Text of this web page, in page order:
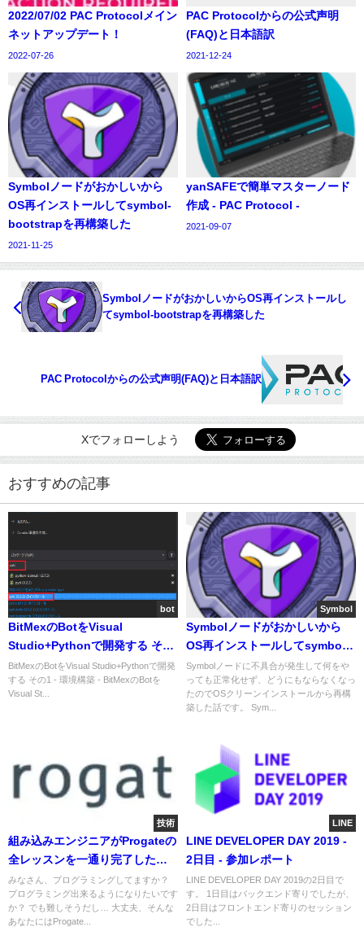
2022/07/02 PAC Protocolメイン
ネットアップデート！
2022-07-26
PAC Protocolからの公式声明
(FAQ)と日本語訳
2021-12-24
Symbolノードがおかしいから
OS再インストールしてsymbol-
bootstrapを再構築した
2021-11-25
yanSAFEで簡単マスターノード
作成 - PAC Protocol -
2021-09-07
SymbolノードがおかしいからOS再インストールし
てsymbol-bootstrapを再構築した
PAC Protocolからの公式声明(FAQ)と日本語訳
Xでフォローしよう
おすすめの記事
bot
BitMexのBotをVisual
Studio+Pythonで開発する その
3 - 指標の計算 -
BitMexのBotをVisual Studio+Pythonで開発
する その1 - 環境構築 - BitMexのBotを
Visual St...
Symbol
Symbolノードがおかしいから
OS再インストールしてsymbol-
bootstrapを再構築した
Symbolノードに不具合が発生して何をや
っても正常化せず、どうにもならなくなっ
たのでOSクリーンインストールから再構
築した話です。 Sym...
技術
組み込みエンジニアがProgateの
全レッスンを一通り完了した感
想
みなさん、プログラミングしてますか？
プログラミング出来るようになりたいです
か？ でも難しそうだし… 大丈夫、そんな
あなたにはProgate...
LINE
LINE DEVELOPER DAY 2019 -
2日目 - 参加レポート
LINE DEVELOPER DAY 2019の2日目で
す。 1日目はバックエンド寄りでしたが、
2日目はフロントエンド寄りのセッション
でした...